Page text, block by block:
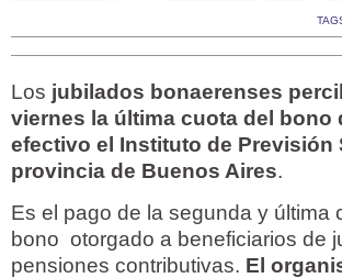
Los jubilados bonaerenses
viernes la última cuota del bono
efectivo el Instituto de Previsión
provincia de Buenos Aires.
Es el pago de la segunda y última
bono otorgado a beneficiarios de
pensiones contributivas. El